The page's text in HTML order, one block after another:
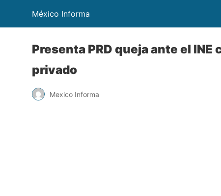
México Informa
Presenta PRD queja ante el INE
privado
Mexico Informa